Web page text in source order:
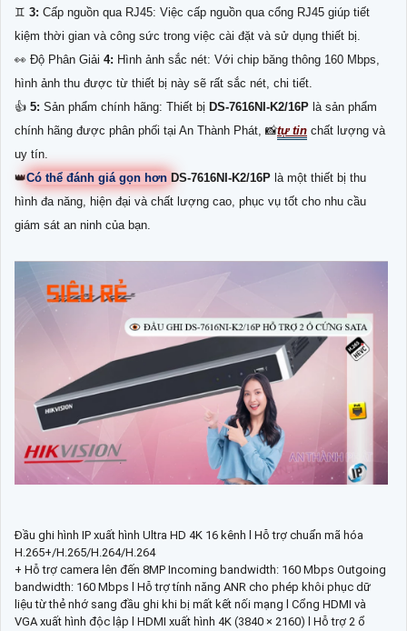
♊ 3: Cấp nguồn qua RJ45: Việc cấp nguồn qua cổng RJ45 giúp tiết
kiệm thời gian và công sức trong việc cài đặt và sử dụng thiết bị.
️👀 Độ Phân Giải 4: Hình ảnh sắc nét: Với chip băng thông 160 Mbps,
hình ảnh thu được từ thiết bị này sẽ rất sắc nét, chi tiết.
👍 5: Sản phẩm chính hãng: Thiết bị DS-7616NI-K2/16P là sản phẩm
chính hãng được phân phối tại An Thành Phát, 📸tự tin chất lượng và
uy tín.
👑Có thể đánh giá gọn hơn DS-7616NI-K2/16P là một thiết bị thu
hình đa năng, hiện đại và chất lượng cao, phục vụ tốt cho nhu cầu
giám sát an ninh của bạn.
Đầu ghi hình IP xuất hình Ultra HD 4K 16 kênh l Hỗ trợ chuẩn mã hóa
H.265+/H.265/H.264/H.264
+ Hỗ trợ camera lên đến 8MP Incoming bandwidth: 160 Mbps Outgoing
bandwidth: 160 Mbps l Hỗ trợ tính năng ANR cho phép khôi phục dữ
liệu từ thẻ nhớ sang đầu ghi khi bị mất kết nối mạng l Cổng HDMI và
VGA xuất hình độc lập l HDMI xuất hình 4K (3840 × 2160) l Hỗ trợ 2 ổ